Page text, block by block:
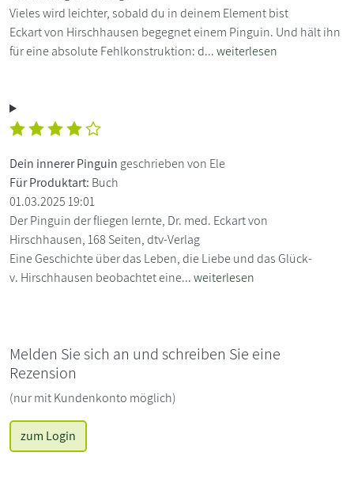
Vieles wird leichter, sobald du in deinem Element bist
Eckart von Hirschhausen begegnet einem Pinguin. Und hält ihn
für eine absolute Fehlkonstruktion: d...weiterlesen
Dein innerer Pinguin geschrieben von Ele
Für Produktart: Buch
01.03.2025 19:01
Der Pinguin der fliegen lernte, Dr. med. Eckart von
Hirschhausen, 168 Seiten, dtv-Verlag
Eine Geschichte über das Leben, die Liebe und das Glück-
v. Hirschhausen beobachtet eine...weiterlesen
Melden Sie sich an und schreiben Sie eine
Rezension
(nur mit Kundenkonto möglich)
zum Login